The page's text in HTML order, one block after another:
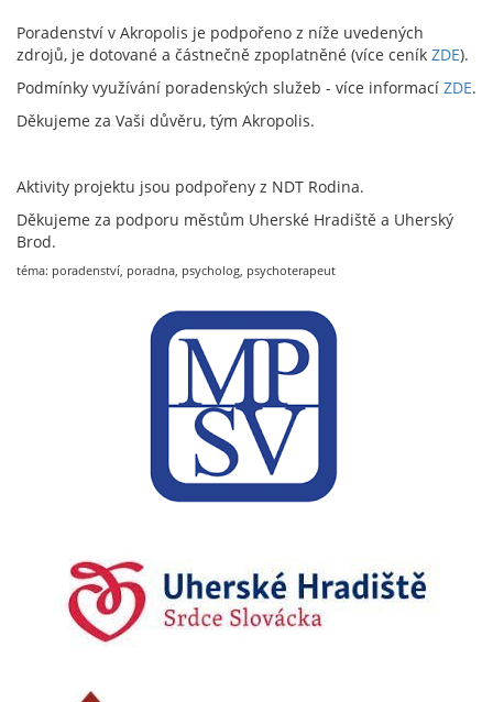
Poradenství v Akropolis je podpořeno z níže uvedených
zdrojů, je dotované a částnečně zpoplatněné (více ceník ZDE).
Podmínky využívání poradenských služeb - více informací ZDE.
Děkujeme za Vaši důvěru, tým Akropolis.
Aktivity projektu jsou podpořeny z NDT Rodina.
Děkujeme za podporu městům Uherské Hradiště a Uherský
Brod.
téma: poradenství, poradna, psycholog, psychoterapeut